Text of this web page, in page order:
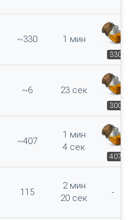
~330 1 мин
330
~6 23 сек
300
~407
1 мин
4 сек
407
115
2 мин
20 сек
-